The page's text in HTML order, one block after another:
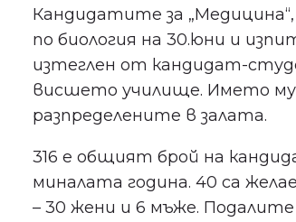
Кандидатите за
по биология на 30.юни и
изтеглен от кандидат-
висшето училище. Името му
разпределените в залата.
316 е общият брой на
миналата година. 40 са
– 30 жени и 6 мъже.